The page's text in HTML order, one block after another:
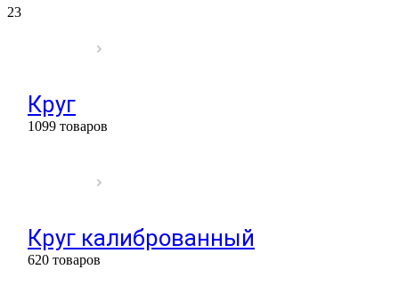
23
Круг
1099 товаров
Круг калиброванный
620 товаров